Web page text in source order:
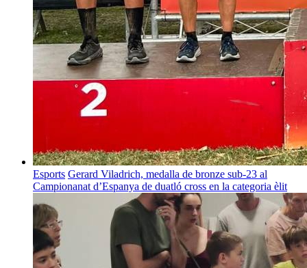
Esports Gerard Viladrich, medalla de bronze sub-23 al
Campionanat d’Espanya de duatló cross en la categoria èlit